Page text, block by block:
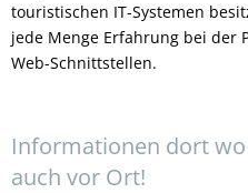
touristischen IT-Systemen
jede Menge Erfahrung bei der
Web-Schnittstellen.
Informationen dort
auch vor Ort!